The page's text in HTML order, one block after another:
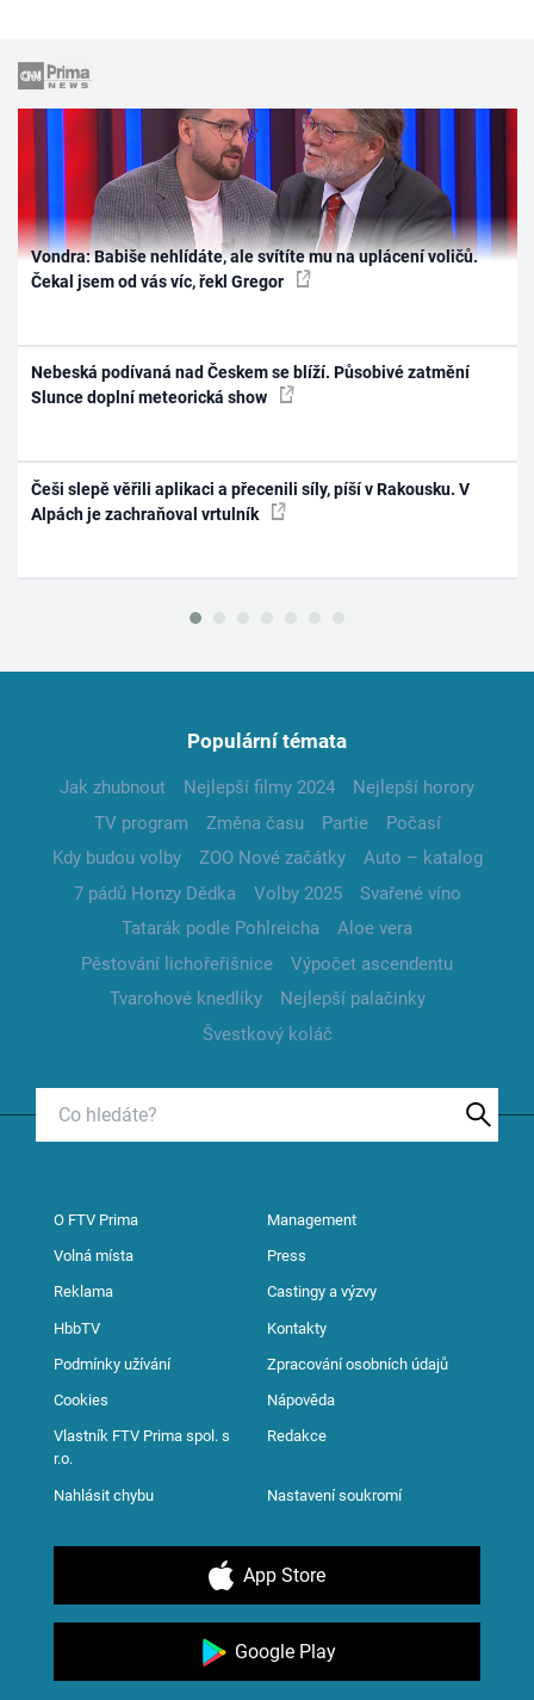
Vondra: Babiše nehlídáte, ale svítíte mu na uplácení voličů.
Čekal jsem od vás víc, řekl Gregor
Nebeská podívaná nad Českem se blíží. Působivé zatmění
Slunce doplní meteorická show
Češi slepě věřili aplikaci a přecenili síly, píší v Rakousku. V
Alpách je zachraňoval vrtulník
Populární témata
Jak zhubnout Nejlepší filmy 2024
Nejlepší horory
TV program
Změna času Partie
Počasí
Kdy budou volby
ZOO Nové začátky
Auto – katalog
7 pádů Honzy Dědka
Volby 2025
Svařené víno
Tatarák podle Pohlreicha
Aloe vera
Pěstování lichořeřišnice
Výpočet ascendentu
Tvarohové knedlíky
Nejlepší palačinky
Švestkový koláč
O FTV Prima Management
Volná místa Press
Reklama Castingy a výzvy
HbbTV Kontakty
Podmínky užívání Zpracování osobních údajů
Cookies Nápověda
Vlastník FTV Prima spol. s
r.o.
Redakce
Nahlásit chybu Nastavení soukromí
App Store
Google Play